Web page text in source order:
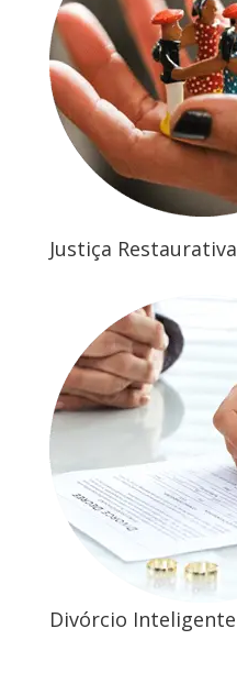
Justiça Restaurativa
Divórcio Inteligente